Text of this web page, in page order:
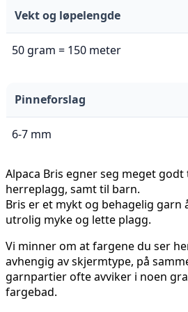
Vekt og løpelengde
50 gram = 150 meter
Pinneforslag
6-7 mm
Alpaca Bris egner seg meget
herreplagg, samt til barn.
Bris er et mykt og behagelig garn
utrolig myke og lette plagg.
Vi minner om at fargene du ser
avhengig av skjermtype, på
garnpartier ofte avviker i noen
fargebad.